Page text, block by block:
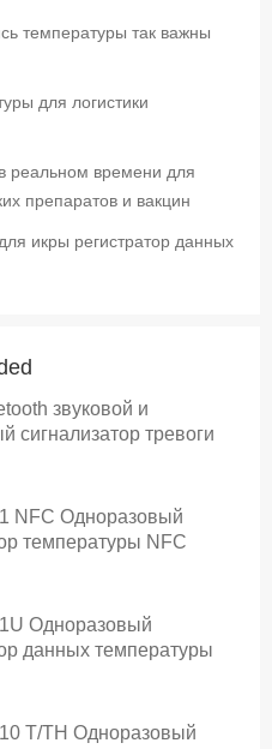
температуры так важны
для логистики
реальном времени для
препаратов и вакцин
икры регистратор данных
звуковой и
сигнализатор тревоги
NFC Одноразовый
температуры NFC
Одноразовый
данных температуры
T/TH Одноразовый